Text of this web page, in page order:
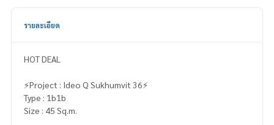
รายละเอียด
HOT DEAL
⚡️Project : Ideo Q Sukhumvit 36⚡️
Type : 1b1b
Size : 45 Sq.m.